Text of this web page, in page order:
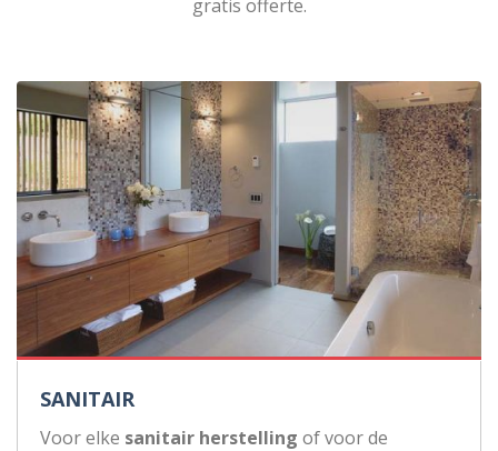
gratis offerte.
SANITAIR
Voor elke sanitair herstelling of voor de